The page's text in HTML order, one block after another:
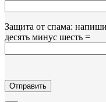
Защита от спама:
десять минус шесть =